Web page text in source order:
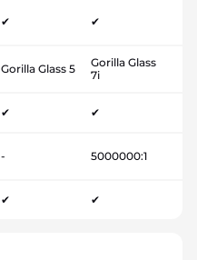
✔ ✔
Gorilla Glass 5
Gorilla Glass
7i
✔ ✔
- 5000000:1
✔ ✔